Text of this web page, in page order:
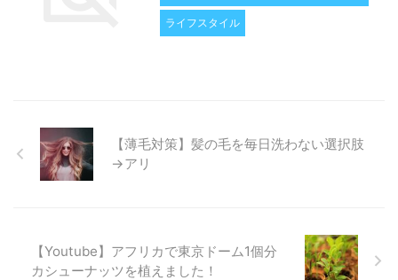
ライフスタイル
【薄毛対策】髪の毛を毎日洗わない選択肢
→アリ
【Youtube】アフリカで東京ドーム1個分
カシューナッツを植えました！